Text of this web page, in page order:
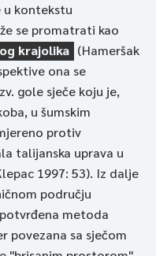
u kontekstu
se promatrati kao
krajolika (Hameršak
ona se
gole sječe koju je,
u šumskim
protiv
talijanska uprava u
1997: 53). Iz dalje
području
metoda
povezana sa sječom